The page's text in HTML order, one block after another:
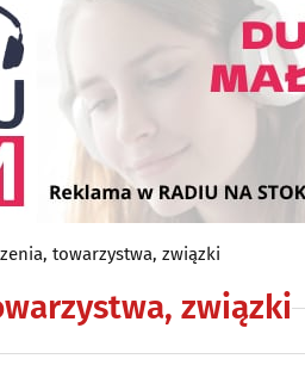
towarzystwa, związki
związki